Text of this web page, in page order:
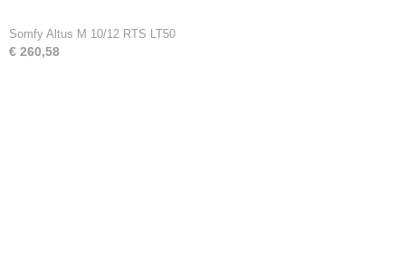
Somfy Altus M 10/12 RTS LT50
€ 260,58